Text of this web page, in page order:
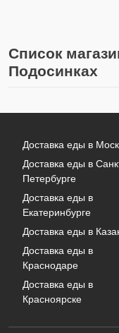
Список
Подосинках
Доставка еды в
Доставка еды в
Петербурге
Доставка еды в
Екатеринбурге
Доставка еды в
Доставка еды в
Краснодаре
Доставка еды в
Красноярске